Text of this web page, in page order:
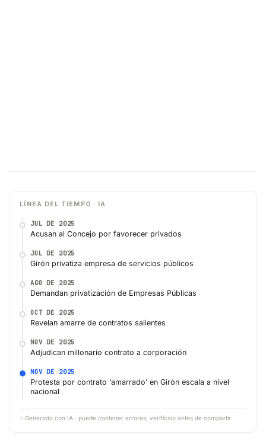
LÍNEA DEL TIEMPO · IA
JUL DE 2025
Acusan al Concejo por favorecer privados
JUL DE 2025
Girón privatiza empresa de servicios públicos
AGO DE 2025
Demandan privatización de Empresas Públicas
OCT DE 2025
Revelan amarre de contratos salientes
NOV DE 2025
Adjudican millonario contrato a corporación
NOV DE 2025
Protesta por contrato ‘amarrado’ en Girón escala a nivel
nacional
✨ Generado con IA · puede contener errores, verifícalo antes de compartir.